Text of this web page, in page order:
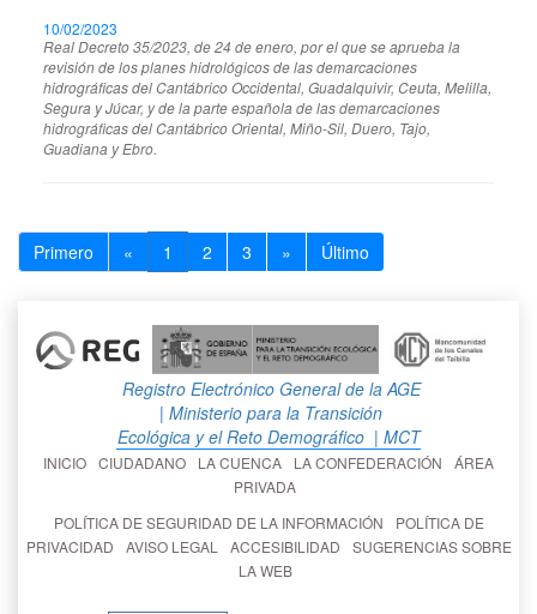
10/02/2023
Real Decreto 35/2023, de 24 de enero, por el que se aprueba la
revisión de los planes hidrológicos de las demarcaciones
hidrográficas del Cantábrico Occidental, Guadalquivir, Ceuta, Melilla,
Segura y Júcar, y de la parte española de las demarcaciones
hidrográficas del Cantábrico Oriental, Miño-Sil, Duero, Tajo,
Guadiana y Ebro.
Primero « 1 2 3 » Último
Registro Electrónico General de la AGE
| Ministerio para la Transición
Ecológica y el Reto Demográfico | MCT
INICIO CIUDADANO LA CUENCA LA CONFEDERACIÓN
ÁREA
PRIVADA
POLÍTICA DE SEGURIDAD DE LA INFORMACIÓN
POLÍTICA DE
PRIVACIDAD
AVISO LEGAL ACCESIBILIDAD
SUGERENCIAS SOBRE
LA WEB